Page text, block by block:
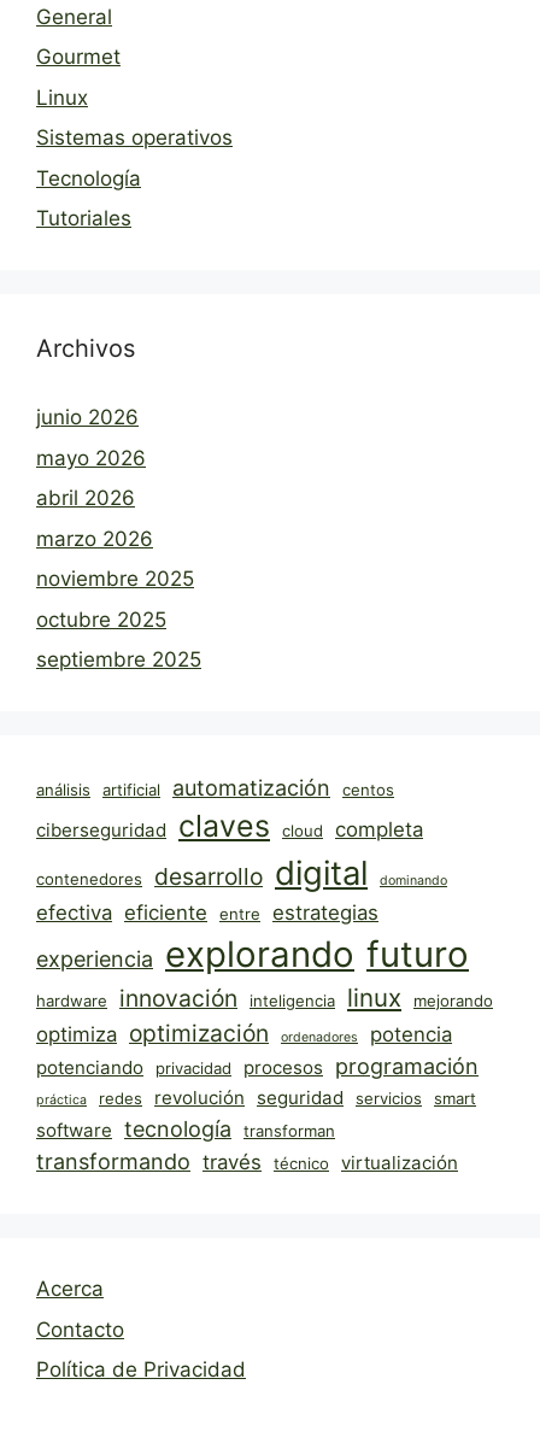
General
Gourmet
Linux
Sistemas operativos
Tecnología
Tutoriales
Archivos
junio 2026
mayo 2026
abril 2026
marzo 2026
noviembre 2025
octubre 2025
septiembre 2025
análisis artificial automatización centos
ciberseguridad claves cloud completa
contenedores desarrollo digital dominando
efectiva eficiente entre estrategias
experiencia explorando futuro
hardware innovación inteligencia linux mejorando
optimiza optimización ordenadores potencia
potenciando privacidad procesos programación
práctica redes revolución seguridad servicios smart
software tecnología transforman
transformando través técnico virtualización
Acerca
Contacto
Política de Privacidad